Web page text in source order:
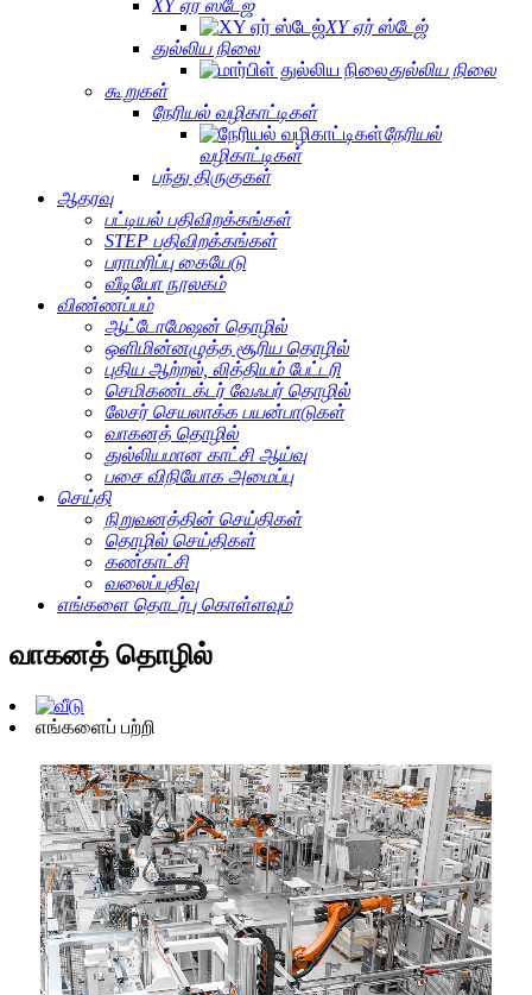
XY ஏர் ஸ்டேஜ்
XY ஏர் ஸ்டேஜ்
துல்லிய நிலை
துல்லிய நிலை
கூறுகள்
நேரியல் வழிகாட்டிகள்
நேரியல்
வழிகாட்டிகள்
பந்து திருகுகள்
ஆதரவு
பட்டியல் பதிவிறக்கங்கள்
STEP பதிவிறக்கங்கள்
பராமரிப்பு கையேடு
வீடியோ நூலகம்
விண்ணப்பம்
ஆட்டோமேஷன் தொழில்
ஒளிமின்னழுத்த சூரிய தொழில்
புதிய ஆற்றல், லித்தியம் பேட்டரி
செமிகண்டக்டர் வேஃபர் தொழில்
லேசர் செயலாக்க பயன்பாடுகள்
வாகனத் தொழில்
துல்லியமான காட்சி ஆய்வு
பசை விநியோக அமைப்பு
செய்தி
நிறுவனத்தின் செய்திகள்
தொழில் செய்திகள்
கண்காட்சி
வலைப்பதிவு
எங்களை தொடர்பு கொள்ளவும்
வாகனத் தொழில்
எங்களைப் பற்றி